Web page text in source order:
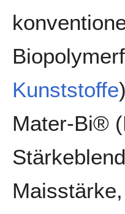
Kunststoffe
Mater-Bi®